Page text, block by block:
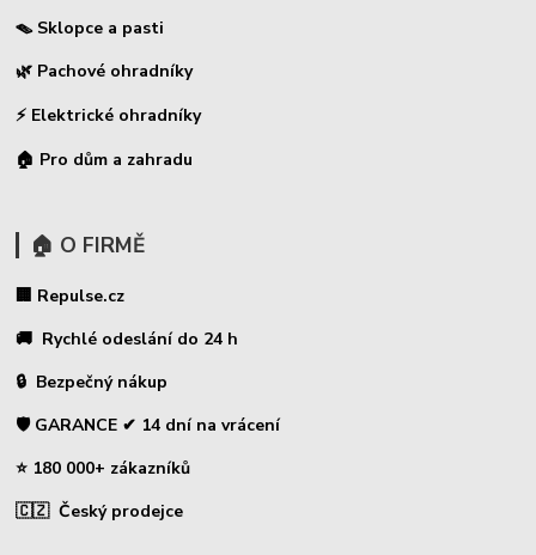
🪤 Sklopce a pasti
🌿 Pachové ohradníky
⚡ Elektrické ohradníky
🏠 Pro dům a zahradu
🏠 O FIRMĚ
🏢 Repulse.cz
🚚 Rychlé odeslání do 24 h
🔒 Bezpečný nákup
🛡️ GARANCE ✔ 14 dní na vrácení
⭐ 180 000+ zákazníků
🇨🇿 Český prodejce